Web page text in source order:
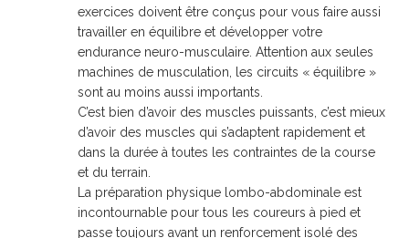
exercices doivent être conçus pour vous faire aussi
travailler en équilibre et développer votre
endurance neuro-musculaire. Attention aux seules
machines de musculation, les circuits « équilibre »
sont au moins aussi importants.
C’est bien d’avoir des muscles puissants, c’est mieux
d’avoir des muscles qui s’adaptent rapidement et
dans la durée à toutes les contraintes de la course
et du terrain.
La préparation physique lombo-abdominale est
incontournable pour tous les coureurs à pied et
passe toujours avant un renforcement isolé des